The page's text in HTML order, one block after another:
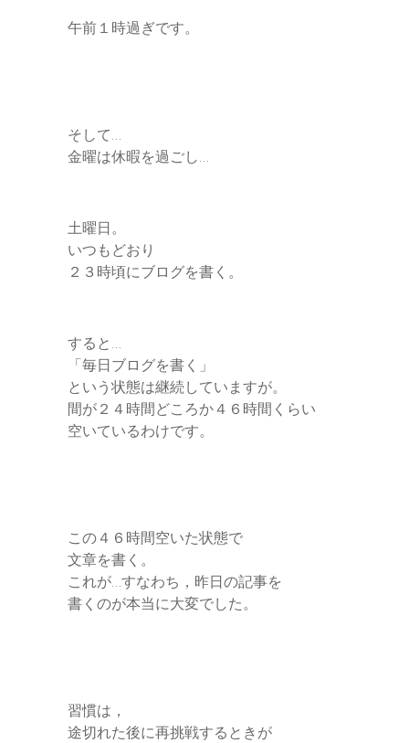
午前１時過ぎです。
そして…
金曜は休暇を過ごし…
土曜日。
いつもどおり
２３時頃にブログを書く。
すると…
「毎日ブログを書く」
という状態は継続していますが。
間が２４時間どころか４６時間くらい
空いているわけです。
この４６時間空いた状態で
文章を書く。
これが…すなわち，昨日の記事を
書くのが本当に大変でした。
習慣は，
途切れた後に再挑戦するときが